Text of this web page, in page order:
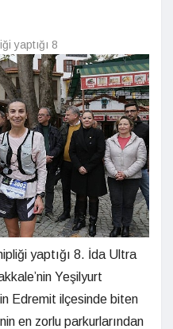
yaptığı 8
yaptığı 8. İda Ultra
Yeşilyurt
Edremit ilçesinde biten
en zorlu parkurlarından